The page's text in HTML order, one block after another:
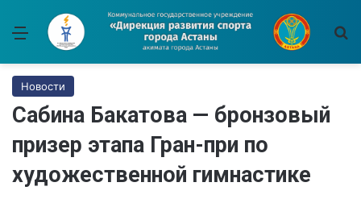
Меню
Новости
Сабина Бакатова — бронзовый
призер этапа Гран-при по
художественной гимнастике